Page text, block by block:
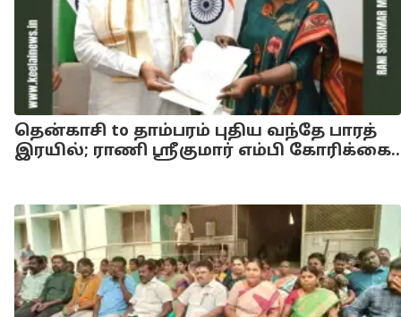
தென்காசி to தாம்பரம் புதிய வந்தே பாரத்
இரயில்; ராணி ஸ்ரீகுமார் எம்பி கோரிக்கை..